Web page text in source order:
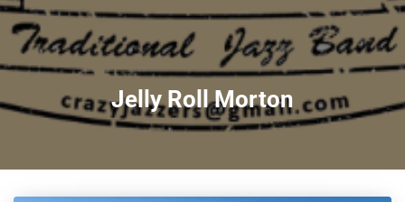
Jelly Roll Morton